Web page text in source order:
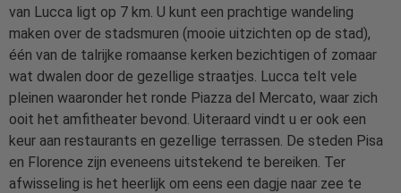
van Lucca ligt op 7 km. U kunt een prachtige wandeling
maken over de stadsmuren (mooie uitzichten op de stad),
één van de talrijke romaanse kerken bezichtigen of zomaar
wat dwalen door de gezellige straatjes. Lucca telt vele
pleinen waaronder het ronde Piazza del Mercato, waar zich
ooit het amfitheater bevond. Uiteraard vindt u er ook een
keur aan restaurants en gezellige terrassen. De steden Pisa
en Florence zijn eveneens uitstekend te bereiken. Ter
afwisseling is het heerlijk om eens een dagje naar zee te